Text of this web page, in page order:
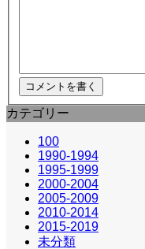
カテゴリー
100
1990-1994
1995-1999
2000-2004
2005-2009
2010-2014
2015-2019
未分類